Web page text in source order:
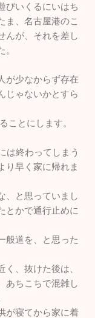
びいくるにいはち
ま、名古屋港のこ
んが、それを差し
が少なからず存在
じゃないかとすら
ことにします。
は終わってしまう
り早く家に帰れま
、と思っていまし
とかで通行止めに
般道を、と思った
、抜けた後は、
あちこちで混雑し
が寝てから家に着